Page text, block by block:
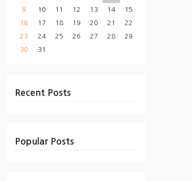
9
10 11 12 13 14
15
16
17 18 19 20 21
22
23
24 25 26 27 28
29
30
31
Recent Posts
Popular Posts